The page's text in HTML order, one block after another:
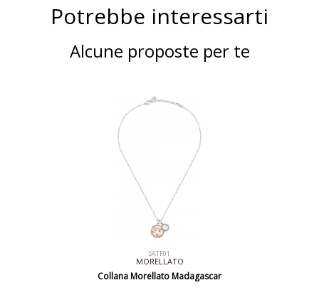
Potrebbe interessarti
Alcune proposte per te
SATF01
MORELLATO
Collana Morellato Madagascar